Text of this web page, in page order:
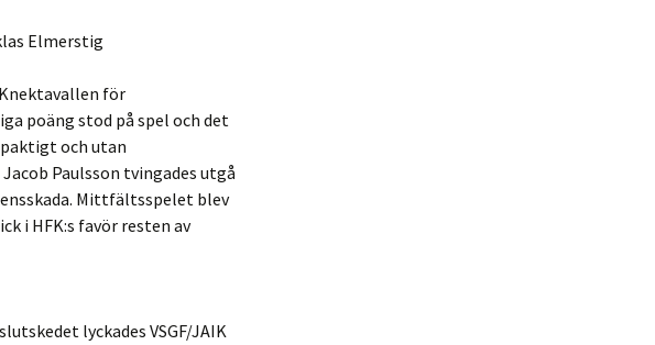
Elmerstig
för
poäng stod på spel och det
och utan
Paulsson tvingades utgå
Mittfältsspelet blev
i HFK:s favör resten av
lyckades VSGF/JAIK